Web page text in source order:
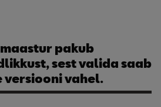
pakub
sest valida saab
versiooni vahel.